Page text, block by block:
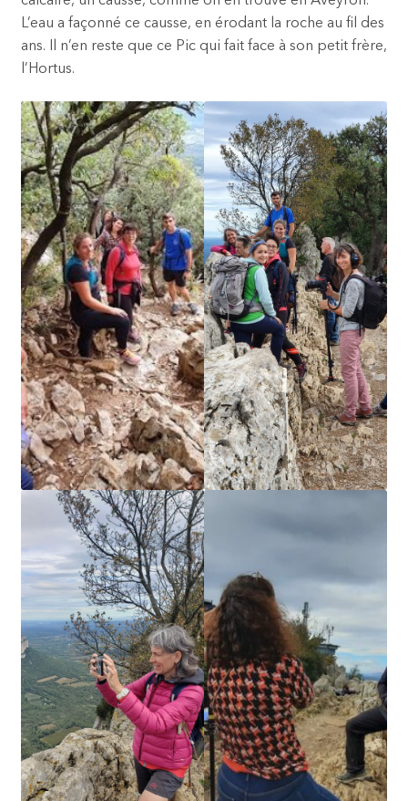
L’eau a façonné ce causse, en érodant la roche au fil des
ans. Il n’en reste que ce Pic qui fait face à son petit frère,
l’Hortus.